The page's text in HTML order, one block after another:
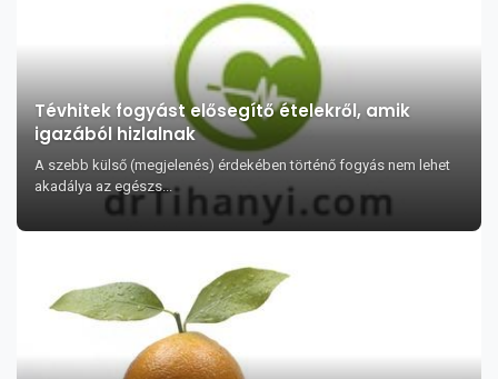
Tévhitek fogyást elősegítő ételekről, amik
igazából hizlalnak
A szebb külső (megjelenés) érdekében történő fogyás nem lehet
akadálya az egészs...